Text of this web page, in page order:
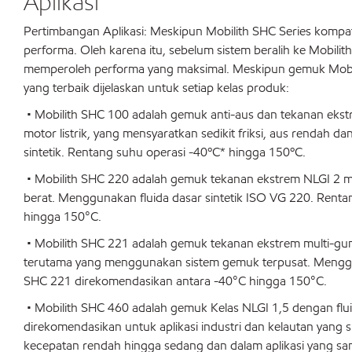
Pertimbangan Aplikasi: Meskipun Mobilith SHC Series
performa. Oleh karena itu, sebelum sistem beralih ke
memperoleh performa yang maksimal. Meskipun gemuk
yang terbaik dijelaskan untuk setiap kelas produk:
• Mobilith SHC 100 adalah gemuk anti-aus dan tekanan
motor listrik, yang mensyaratkan sedikit friksi, aus rendah
sintetik. Rentang suhu operasi -40ºC* hingga 150ºC.
• Mobilith SHC 220 adalah gemuk tekanan ekstrem NLGI
berat. Menggunakan fluida dasar sintetik ISO VG 220.
hingga 150°C.
• Mobilith SHC 221 adalah gemuk tekanan ekstrem multi-
terutama yang menggunakan sistem gemuk terpusat.
SHC 221 direkomendasikan antara -40°C hingga 150°C.
• Mobilith SHC 460 adalah gemuk Kelas NLGI 1,5 dengan
direkomendasikan untuk aplikasi industri dan kelautan
kecepatan rendah hingga sedang dan dalam aplikasi yang